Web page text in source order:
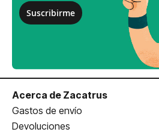
Suscribirme
Acerca de Zacatrus
Gastos de envío
Devoluciones